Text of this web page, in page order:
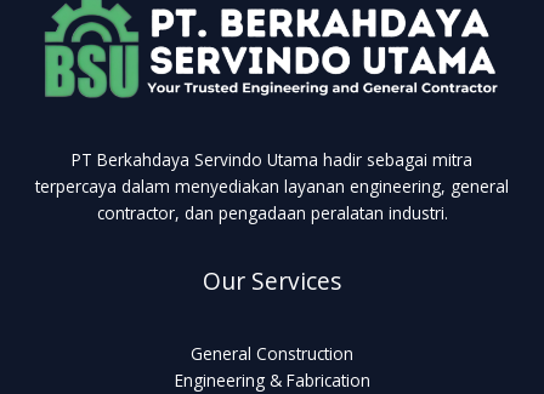
PT Berkahdaya Servindo Utama hadir sebagai mitra
terpercaya dalam menyediakan layanan engineering, general
contractor, dan pengadaan peralatan industri.
Our Services
General Construction
Engineering & Fabrication